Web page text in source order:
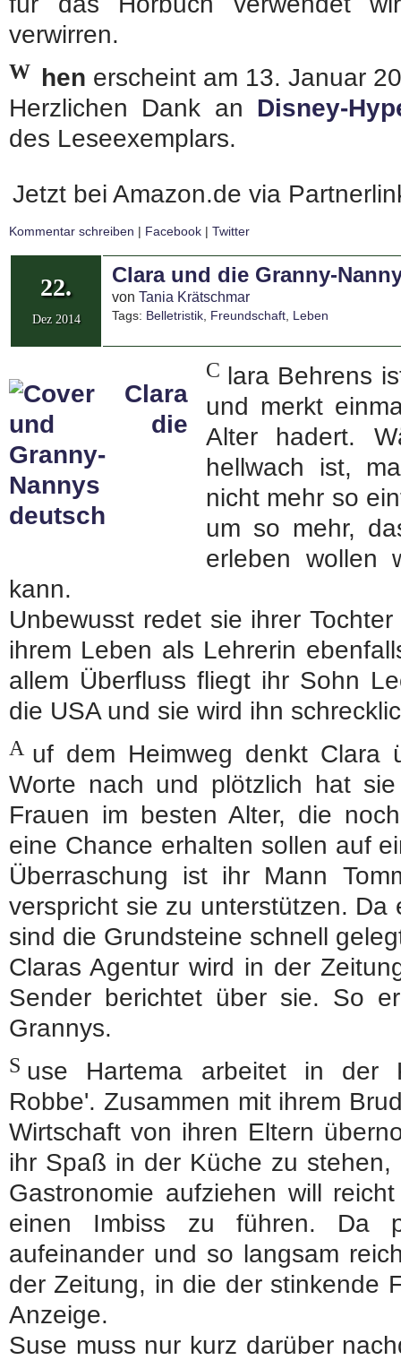
verwirren.
W hen erscheint am 13. Januar
Herzlichen Dank an Disney-
des Leseexemplars.
Jetzt bei Amazon.de via
Kommentar schreiben | Facebook | Twitter
22.
Dez 2014
Clara und die Granny-
von Tania Krätschmar
Tags: Belletristik, Freundschaft, Leben
C lara Behrens
und merkt
Alter hadert.
hellwach ist,
nicht mehr so
um so mehr,
erleben wollen
kann.
Unbewusst redet sie ihrer
ihrem Leben als Lehrerin
allem Überfluss fliegt ihr Sohn
die USA und sie wird ihn
A uf dem Heimweg denkt Clara
Worte nach und plötzlich hat
Frauen im besten Alter, die
eine Chance erhalten sollen auf
Überraschung ist ihr Mann
verspricht sie zu unterstützen.
sind die Grundsteine schnell
Claras Agentur wird in der
Sender berichtet über sie. So
Grannys.
S use Hartema arbeitet in der
Robbe'. Zusammen mit ihrem
Wirtschaft von ihren Eltern
ihr Spaß in der Küche zu
Gastronomie aufziehen will
einen Imbiss zu führen. Da
aufeinander und so langsam
der Zeitung, in die der stinkende
Anzeige.
Suse muss nur kurz darüber